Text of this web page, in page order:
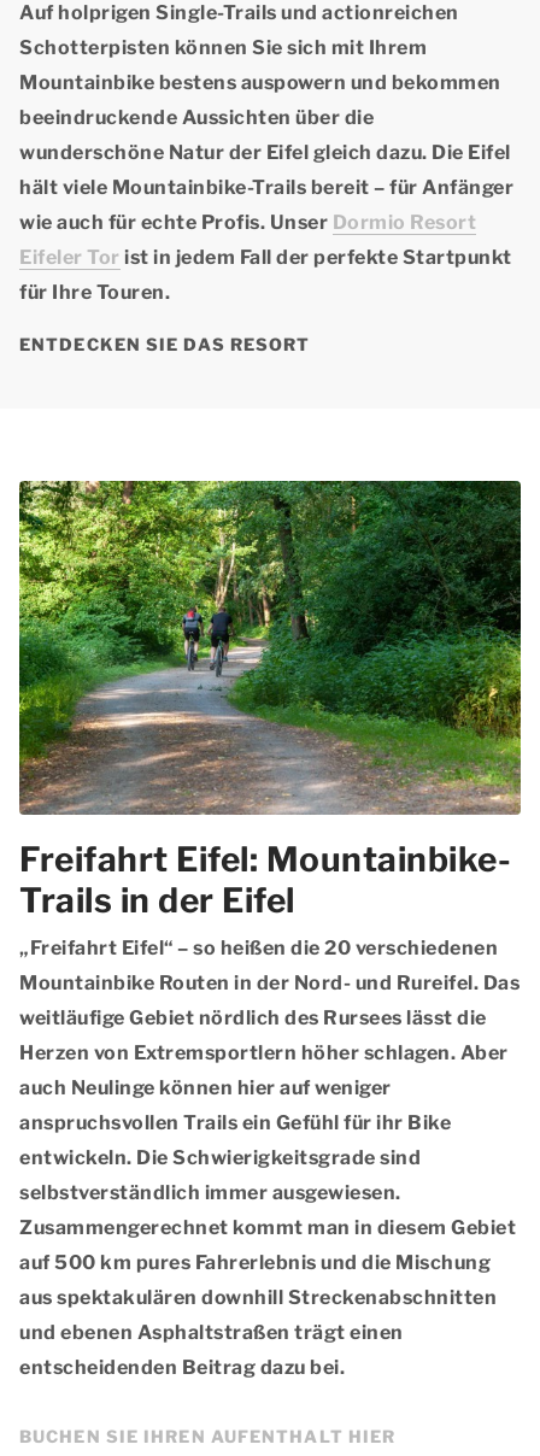
Auf holprigen Single-Trails und actionreichen
Schotterpisten können Sie sich mit Ihrem
Mountainbike bestens auspowern und bekommen
beeindruckende Aussichten über die
wunderschöne Natur der Eifel gleich dazu. Die Eifel
hält viele Mountainbike-Trails bereit – für Anfänger
wie auch für echte Profis. Unser Dormio Resort
Eifeler Tor ist in jedem Fall der perfekte Startpunkt
für Ihre Touren.
ENTDECKEN SIE DAS RESORT
Freifahrt Eifel: Mountainbike-
Trails in der Eifel
„Freifahrt Eifel“ – so heißen die 20 verschiedenen
Mountainbike Routen in der Nord- und Rureifel. Das
weitläufige Gebiet nördlich des Rursees lässt die
Herzen von Extremsportlern höher schlagen. Aber
auch Neulinge können hier auf weniger
anspruchsvollen Trails ein Gefühl für ihr Bike
entwickeln. Die Schwierigkeitsgrade sind
selbstverständlich immer ausgewiesen.
Zusammengerechnet kommt man in diesem Gebiet
auf500 km pures Fahrerlebnis und die Mischung
aus spektakulären downhill Streckenabschnitten
und ebenen Asphaltstraßen trägt einen
entscheidenden Beitrag dazu bei.
BUCHEN SIE IHREN AUFENTHALT HIER